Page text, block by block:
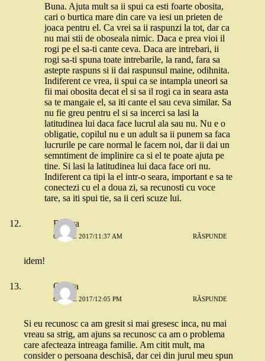
Buna. Ajuta mult sa ii spui ca esti foarte obosita,
cari o burtica mare din care va iesi un prieten de
joaca pentru el. Ca vrei sa ii raspunzi la tot, dar ca
nu mai stii de oboseala nimic. Daca e prea vioi il
rogi pe el sa-ti cante ceva. Daca are intrebari, ii
rogi sa-ti spuna toate intrebarile, la rand, fara sa
astepte raspuns si ii dai raspunsul maine, odihnita.
Indiferent ce vrea, ii spui ca se intampla uneori sa
fii mai obosita decat el si sa il rogi ca in seara asta
sa te mangaie el, sa iti cante el sau ceva similar. Sa
nu fie greu pentru el si sa incerci sa lasi la
latitudinea lui daca face lucrul ala sau nu. Nu e o
obligatie, copilul nu e un adult sa ii punem sa faca
lucrurile pe care normal le facem noi, dar ii dai un
semntiment de implinire ca si el te poate ajuta pe
tine. Si lasi la latitudinea lui daca face ori nu.
Indiferent ca tipi la el intr-o seara, important e sa te
conectezi cu el a doua zi, sa recunosti cu voce
tare, sa iti spui tie, sa ii ceri scuze lui.
Bianca
6 IUNIE 2017/11:37 AM RĂSPUNDE
idem!
Olguta
6 IUNIE 2017/12:05 PM RĂSPUNDE
Si eu recunosc ca am gresit si mai gresesc inca, nu mai
vreau sa strig, am ajuns sa recunosc ca am o problema
care afecteaza intreaga familie. Am citit mult, ma
consider o persoana deschisă, dar cei din jurul meu spun